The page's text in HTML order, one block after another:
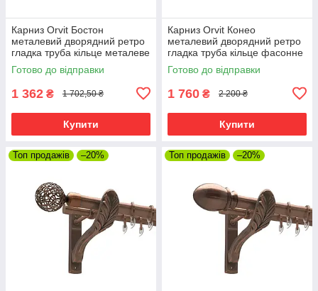
Карниз Orvit Бостон
металевий дворядний ретро
гладка труба кільце металеве
Мідь 25\19 мм 160 см (00-
00009871)
Готово до відправки
1 362 ₴ 1 702,50 ₴
Купити
Карниз Orvit Конео
металевий дворядний ретро
гладка труба кільце фасонне
металеве Мідь 25\19 мм 160
см (00-00009949)
Готово до відправки
1 760 ₴ 2 200 ₴
Купити
Топ продажів –20% Топ продажів –20%